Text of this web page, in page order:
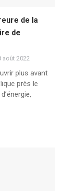
de la
de
août 2022
plus avant
près le